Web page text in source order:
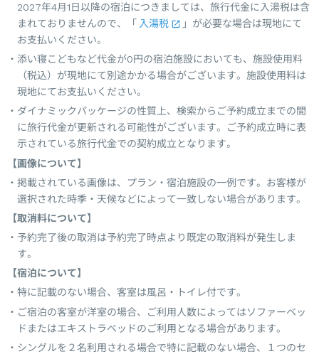
2027年4月1日以降の宿泊につきましては、旅行代金に入湯税は含
まれておりませんので、「 入湯税
」が必要な場合は現地にて
お支払いください。
添い寝こどもなど代金が0円の宿泊施設においても、施設使用料
（税込）が現地にて別途かかる場合がございます。施設使用料は
現地にてお支払いください。
ダイナミックパッケージの性質上、検索からご予約成立までの間
に旅行代金が更新される可能性がございます。ご予約成立時に表
示されている旅行代金での契約成立となります。
【画像について】
掲載されている画像は、プラン・宿泊施設の一例です。お客様が
選択された時季・天候などによって一致しない場合があります。
【取消料について】
予約完了後の取消は予約完了時点より既定の取消料が発生しま
す。
【宿泊について】
特に記載のない場合、客室は風呂・トイレ付です。
ご宿泊の客室が洋室の場合、ご利用人数によってはソファーベッ
ドまたはエキストラベッドのご利用となる場合があります。
シングルを２名利用される場合で特に記載のない場合、１つのセ